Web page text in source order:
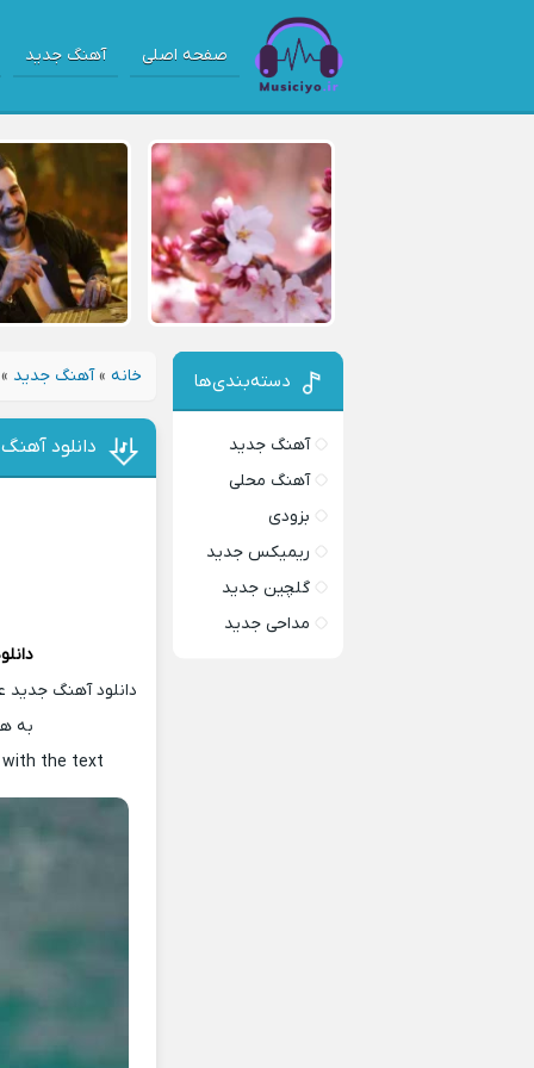
صفحه اصلی آهنگ جدید
خانه »آهنگ جدید
دانلود
دانلود آهنگ جدید
به
with the text
دسته‌بندی‌ها
آهنگ جدید
آهنگ محلی
بزودی
ریمیکس جدید
گلچین جدید
مداحی جدید